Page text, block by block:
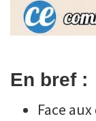
En bref :
Face